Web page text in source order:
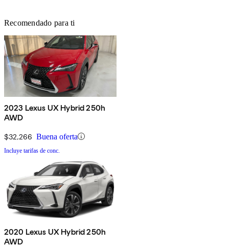
Recomendado para ti
2023 Lexus UX Hybrid 250h
AWD
$32,266 Buena oferta
Incluye tarifas de conc.
2020 Lexus UX Hybrid 250h
AWD